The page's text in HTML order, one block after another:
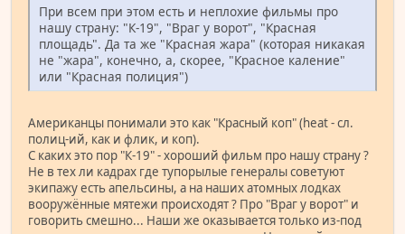
При всем при этом есть и неплохие фильмы про
нашу страну: "К-19", "Враг у ворот", "Красная
площадь". Да та же "Красная жара" (которая никакая
не "жара", конечно, а, скорее, "Красное каление"
или "Красная полиция")
Американцы понимали это как "Красный коп" (heat - сл.
полиц-ий, как и флик, и коп).
С каких это пор "К-19" - хороший фильм про нашу страну ?
Не в тех ли кадрах где тупорылые генералы советуют
экипажу есть апельсины, а на наших атомных лодках
вооружённые мятежи происходят ? Про "Враг у ворот" и
говорить смешно... Наши же оказывается только из-под